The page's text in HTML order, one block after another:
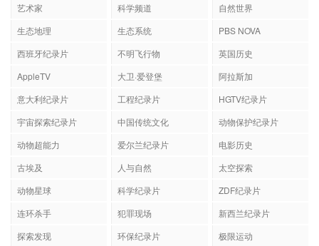
艺术家
科学频道
自然世界
生态地理
生态系统
PBS NOVA
西班牙纪录片
不明飞行物
英国历史
AppleTV
大卫·爱登堡
阿拉斯加
意大利纪录片
工程纪录片
HGTV纪录片
宇宙探索纪录片
中国传统文化
动物保护纪录片
动物超能力
爱尔兰纪录片
电影历史
古埃及
人与自然
太空探索
动物星球
科学纪录片
ZDF纪录片
连环杀手
犯罪现场
新西兰纪录片
探索发现
环保纪录片
极限运动